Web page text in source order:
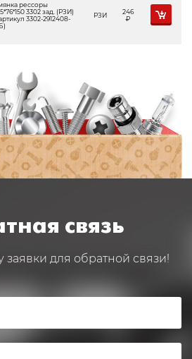
рессоры
3302 зад. (РЗИ)
3302-2912408-
РЗИ
246
Р
связь
для обратной связи!